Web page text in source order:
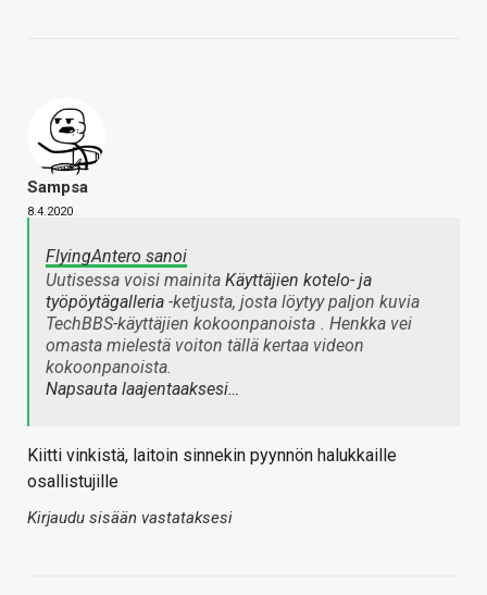
Sampsa
8.4.2020
FlyingAntero sanoi
Uutisessa voisi mainita Käyttäjien kotelo- ja
työpöytägalleria -ketjusta, josta löytyy paljon kuvia
TechBBS-käyttäjien kokoonpanoista . Henkka vei
omasta mielestä voiton tällä kertaa videon
kokoonpanoista.
Napsauta laajentaaksesi…
Kiitti vinkistä, laitoin sinnekin pyynnön halukkaille
osallistujille
Kirjaudu sisään vastataksesi